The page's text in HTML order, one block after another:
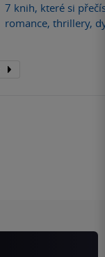
7 knih, které si
romance, thrillery,